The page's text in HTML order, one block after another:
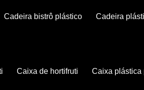
cadeira bistrô plástico cadeira
caixa de hortifruti caixa